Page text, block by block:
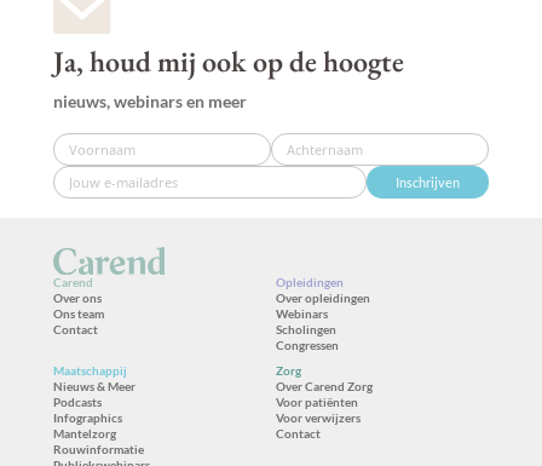
Ja, houd mij ook op de hoogte
nieuws, webinars en meer
Inschrijven
Carend
Over ons
Ons team
Contact
Opleidingen
Over opleidingen
Webinars
Scholingen
Congressen
Maatschappij
Nieuws & Meer
Podcasts
Infographics
Mantelzorg
Rouwinformatie
Zorg
Over Carend Zorg
Voor patiënten
Voor verwijzers
Contact